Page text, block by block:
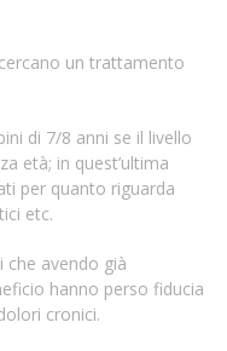
un trattamento
di 7/8 anni se il livello
età; in quest’ultima
per quanto riguarda
etc.
che avendo già
hanno perso fiducia
cronici.